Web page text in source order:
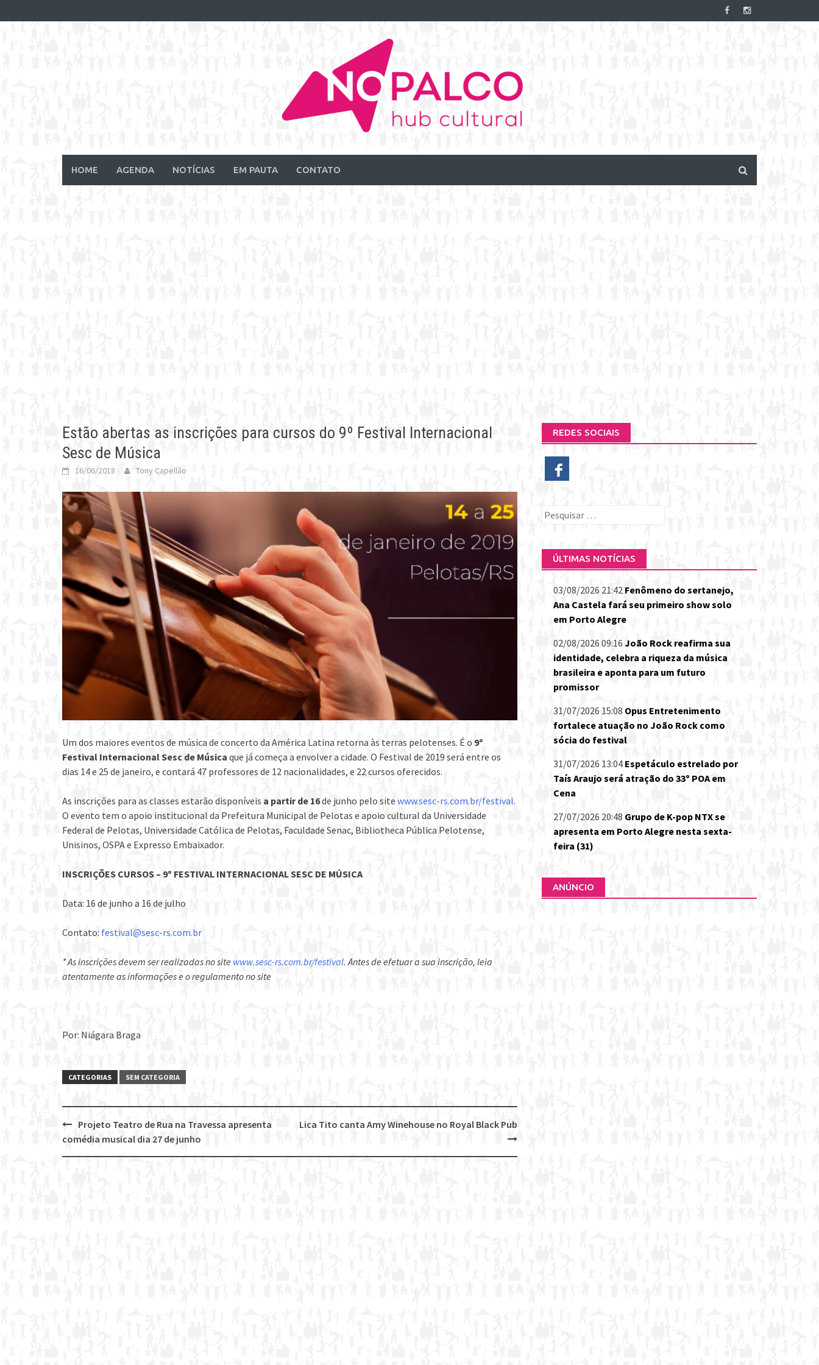
to
HOME AGENDA NOTÍCIAS EM PAUTA CONTATO
Estão abertas as inscrições para cursos do 9º Festival Internacional
Sesc de Música
16/06/2018 Tony Capellão
Um dos maiores eventos de música de concerto da América Latina retorna às terras pelotenses. É o 9º
Festival Internacional Sesc de Música que já começa a envolver a cidade. O Festival de 2019 será entre os
dias 14 e 25 de janeiro, e contará 47 professores de 12 nacionalidades, e 22 cursos oferecidos.
​​As inscrições para as classes estarão disponíveis a partir de 16de junho pelo site www.sesc-rs.com.br/festival.
O evento tem o apoio institucional da Prefeitura Municipal de Pelotas e apoio cultural da Universidade
Federal de Pelotas, Universidade Católica de Pelotas, Faculdade Senac, Bibliotheca Pública Pelotense,
Unisinos, OSPA e Expresso Embaixador.
INSCRIÇÕES CURSOS – 9º FESTIVAL INTERNACIONAL SESC DE MÚSICA
Data: 16 de junho a 16 de julho
Contato: festival@sesc-rs.com.br
* As inscrições devem ser realizadas no site www.sesc-rs.com.br/festival. Antes de efetuar a sua inscrição, leia
atentamente as informações e o regulamento no site
Por: Niágara Braga
CATEGORIAS SEM CATEGORIA
Post
navigation
Lica Tito canta Amy Winehouse no Royal Black Pub
Projeto Teatro de Rua na Travessa apresenta
comédia musical dia 27 de junho
REDES SOCIAIS
Pesquisar
ÚLTIMAS NOTÍCIAS
03/08/2026 21:42 Fenômeno do sertanejo,
Ana Castela fará seu primeiro show solo
em Porto Alegre
02/08/2026 09:16 João Rock reafirma sua
identidade, celebra a riqueza da música
brasileira e aponta para um futuro
promissor
31/07/2026 15:08 Opus Entretenimento
fortalece atuação no João Rock como
sócia do festival
31/07/2026 13:04 Espetáculo estrelado por
Taís Araujo será atração do 33º POA em
Cena
27/07/2026 20:48 Grupo de K-pop NTX se
apresenta em Porto Alegre nesta sexta-
feira (31)
ANÚNCIO